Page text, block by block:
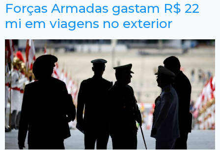
Forças Armadas gastam R$ 22
mi em viagens no exterior